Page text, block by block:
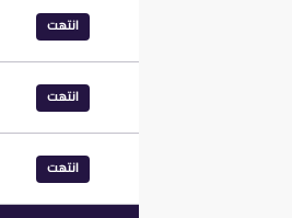
انتهت
انتهت
انتهت